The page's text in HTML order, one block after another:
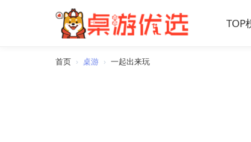
TOP
首页 › 桌游 › 一起出来玩